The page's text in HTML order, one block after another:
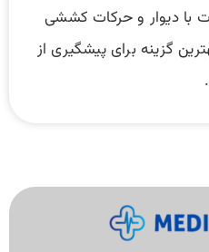
با دیوار و حرکات کششی
گزینه برای پیشگیری از